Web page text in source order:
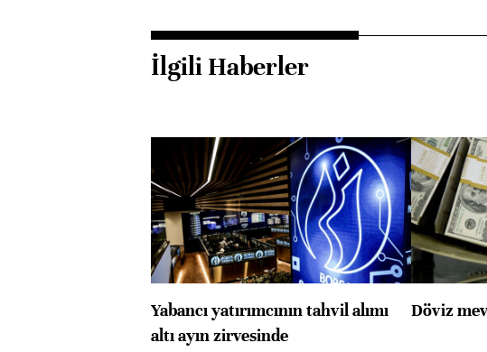
İlgili Haberler
Yabancı yatırımcının tahvil alımı
altı ayın zirvesinde
Döviz